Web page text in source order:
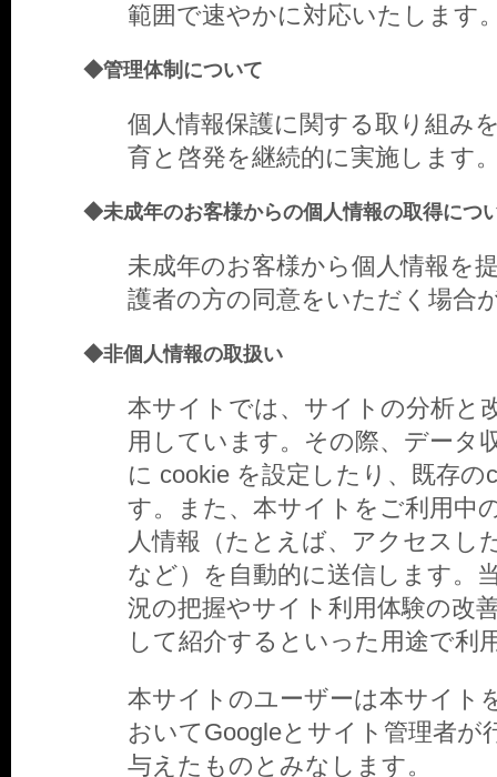
範囲で速やかに対応いたします
◆管理体制について
個人情報保護に関する取り組み
育と啓発を継続的に実施します
◆未成年のお客様からの個人情報の取得につ
未成年のお客様から個人情報を
護者の方の同意をいただく場合
◆非個人情報の取扱い
本サイトでは、サイトの分析と
用しています。その際、データ
に cookie を設定したり、既存
す。また、本サイトをご利用中
人情報（たとえば、アクセスし
など）を自動的に送信します。
況の把握やサイト利用体験の改
して紹介するといった用途で利
本サイトのユーザーは本サイト
おいてGoogleとサイト管理者
与えたものとみなします。